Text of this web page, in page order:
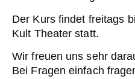
Der Kurs findet freitags
Kult Theater statt.
Wir freuen uns sehr
Bei Fragen einfach